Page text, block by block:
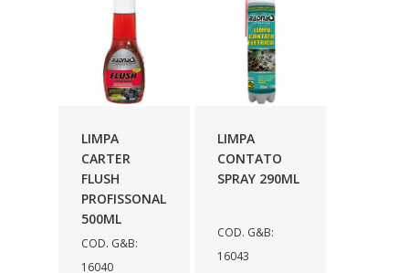
LIMPA
CARTER
FLUSH
PROFISSONAL
500ML
COD. G&B:
16040
LIMPA
CONTATO
SPRAY 290ML
COD. G&B:
16043